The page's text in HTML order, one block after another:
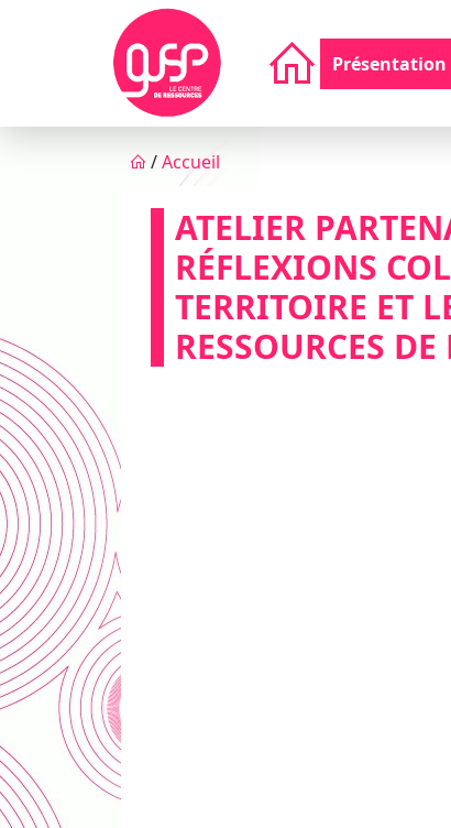
Aller au contenu principal
Navigation principale
Présentation
Fil d'Ariane
/Accueil
ATELIER
RÉFLEXIONS
TERRITOIRE ET
RESSOURCES